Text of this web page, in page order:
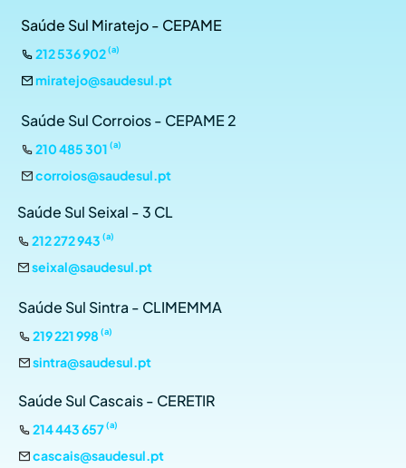
Saúde Sul Miratejo - CEPAME
212 536 902(a)
miratejo@saudesul.pt
Saúde Sul Corroios - CEPAME 2
210 485 301 (a)
corroios@saudesul.pt
Saúde Sul Seixal - 3 CL
212 272 943 (a)
seixal@saudesul.pt
Saúde Sul Sintra - CLIMEMMA
219 221 998 (a)
sintra@saudesul.pt
Saúde Sul Cascais - CERETIR
214 443 657(a)
cascais@saudesul.pt